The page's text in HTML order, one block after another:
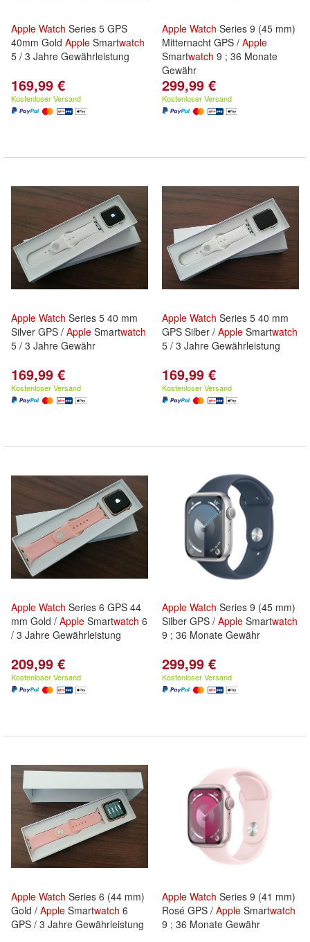
Apple Watch Series 5 GPS
40mm Gold Apple Smartwatch
5 / 3 Jahre Gewährleistung
169,99 €
Kostenloser Versand
Apple Watch Series 9 (45 mm)
Mitternacht GPS / Apple
Smartwatch 9 ; 36 Monate
Gewähr
299,99 €
Kostenloser Versand
Apple Watch Series 5 40 mm
Silver GPS / Apple Smartwatch
5 / 3 Jahre Gewähr
169,99 €
Kostenloser Versand
Apple Watch Series 5 40 mm
GPS Silber / Apple Smartwatch
5 / 3 Jahre Gewährleistung
169,99 €
Kostenloser Versand
Apple Watch Series 6 GPS 44
mm Gold / Apple Smartwatch 6
/ 3 Jahre Gewährleistung
209,99 €
Kostenloser Versand
Apple Watch Series 9 (45 mm)
Silber GPS / Apple Smartwatch
9 ; 36 Monate Gewähr
299,99 €
Kostenloser Versand
Apple Watch Series 6 (44 mm)
Gold / Apple Smartwatch 6
GPS / 3 Jahre Gewährleistung
Apple Watch Series 9 (41 mm)
Rosé GPS / Apple Smartwatch
9 ; 36 Monate Gewähr